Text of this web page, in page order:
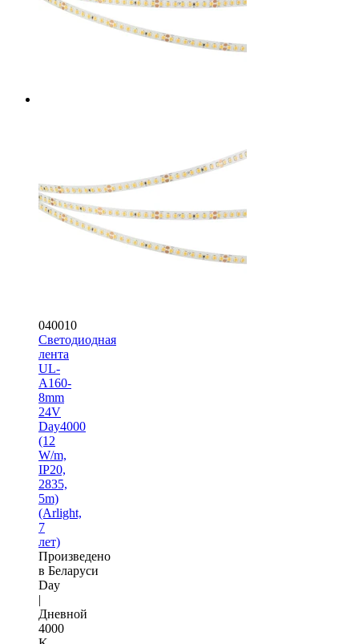
040010
Светодиодная
лента
UL-
A160-
8mm
24V
Day4000
(12
W/m,
IP20,
2835,
5m)
(Arlight,
7
лет)
Произведено
в Беларуси
Day
|
Дневной
4000